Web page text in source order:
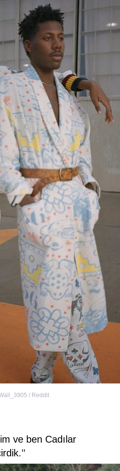
/ Reddit
ve ben Cadılar